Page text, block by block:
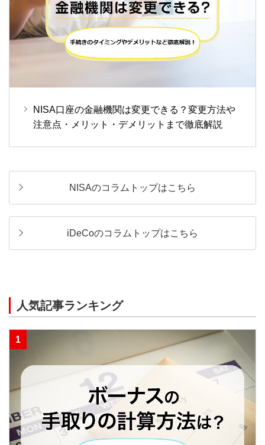
NISA口座の金融機関は変更できる？変更方法や
注意点・メリット・デメリットまで徹底解説
NISAのコラムトップはこちら
iDeCoのコラムトップはこちら
人気記事ランキング